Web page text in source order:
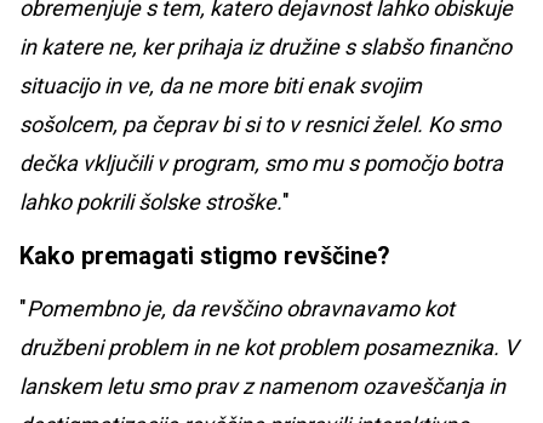
obremenjuje s tem, katero dejavnost lahko obiskuje
in katere ne, ker prihaja iz družine s slabšo finančno
situacijo in ve, da ne more biti enak svojim
sošolcem, pa čeprav bi si to v resnici želel. Ko smo
dečka vključili v program, smo mu s pomočjo botra
lahko pokrili šolske stroške."
Kako premagati stigmo revščine?
"Pomembno je, da revščino obravnavamo kot
družbeni problem in ne kot problem posameznika. V
lanskem letu smo prav z namenom ozaveščanja in